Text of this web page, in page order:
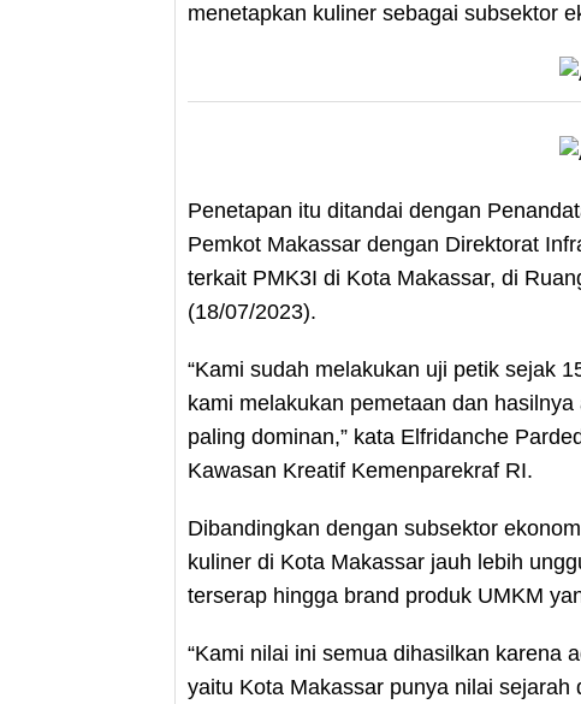
menetapkan kuliner sebagai subsektor
Penetapan itu ditandai dengan
Pemkot Makassar dengan Direktorat
terkait PMK3I di Kota Makassar, di
(18/07/2023).
“Kami sudah melakukan uji petik sejak
kami melakukan pemetaan dan
paling dominan,” kata Elfridanche
Kawasan Kreatif Kemenparekraf RI.
Dibandingkan dengan subsektor
kuliner di Kota Makassar jauh lebih
terserap hingga brand produk UMKM
“Kami nilai ini semua dihasilkan karena
yaitu Kota Makassar punya nilai